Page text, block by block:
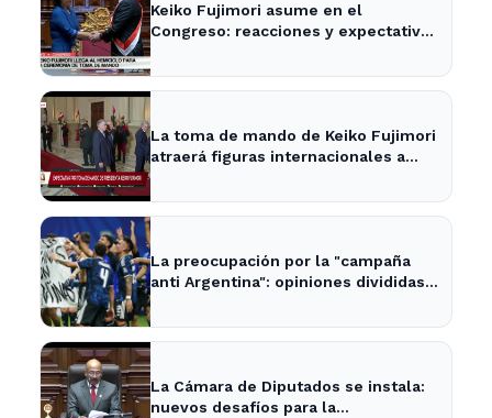
Keiko Fujimori asume en el
Congreso: reacciones y expectativas
La toma de mando de Keiko Fujimori
atraerá figuras internacionales a
La preocupación por la "campaña
anti Argentina": opiniones divididas
La Cámara de Diputados se instala:
nuevos desafíos para la